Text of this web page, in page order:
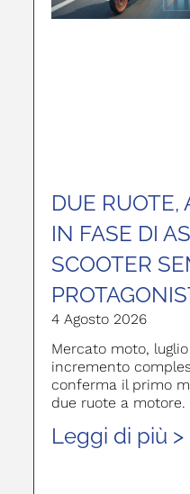
DUE RUOTE,
IN FASE DI
SCOOTER
4 Agosto 2026
Mercato moto,
incremento
conferma il primo
due ruote a motore.
Leggi di più >